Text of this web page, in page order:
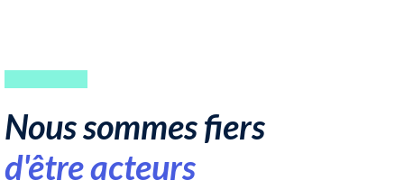
Nous sommes fiers
d'être acteurs